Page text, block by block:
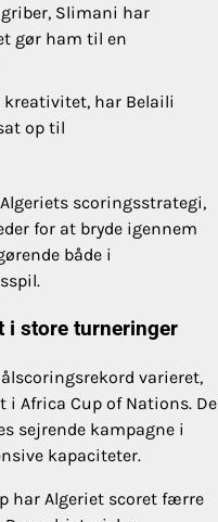
Slimani har
gør ham til en
har Belaili
op til
scoringsstrategi,
for at bryde igennem
både i
i store turneringer
varieret,
Africa Cup of Nations. De
sejrende kampagne i
kapaciteter.
har Algeriet scoret færre